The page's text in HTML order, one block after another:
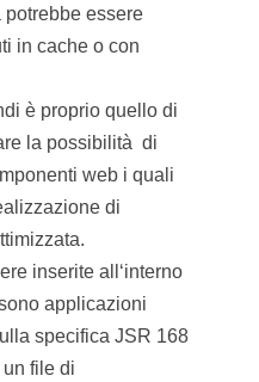
essere
in cache o con
è proprio quello di
la possibilità di
web i quali
di
inserite all‘interno
applicazioni
specifica JSR 168
file di